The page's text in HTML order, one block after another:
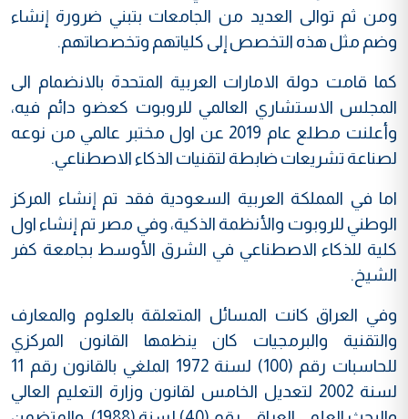
ومن ثم توالى العديد من الجامعات بتبني ضرورة إنشاء
وضم مثل هذه التخصص إلى كلياتهم وتخصصاتهم.
كما قامت دولة الامارات العربية المتحدة بالانضمام الى
المجلس الاستشاري العالمي للروبوت كعضو دائم فيه،
وأعلنت مطلع عام 2019 عن اول مختبر عالمي من نوعه
لصناعة تشريعات ضابطة لتقنيات الذكاء الاصطناعي.
اما في المملكة العربية السعودية فقد تم إنشاء المركز
الوطني للروبوت والأنظمة الذكية، وفي مصر تم إنشاء اول
كلية للذكاء الاصطناعي في الشرق الأوسط بجامعة كفر
الشيخ.
وفي العراق كانت المسائل المتعلقة بالعلوم والمعارف
والتقنية والبرمجيات كان ينظمها القانون المركزي
للحاسبات رقم (100) لسنة 1972 الملغي بالقانون رقم 11
لسنة 2002 لتعديل الخامس لقانون وزارة التعليم العالي